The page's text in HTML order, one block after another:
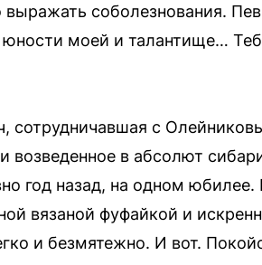
соболезнования.
моей и талантище…
сотрудничавшая с
возведенное в абсолют
год назад, на одном
вязаной фуфайкой и
и безмятежно. И вот.